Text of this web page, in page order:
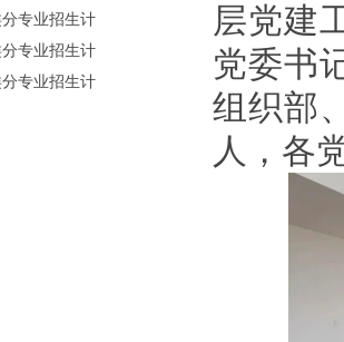
）
专业招生计
）
专业招生计
）
专业招生计
层党建
党委书
组织部
人，各